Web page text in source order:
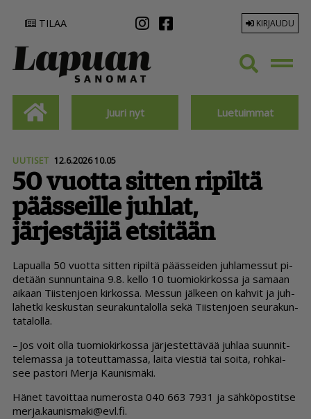
TILAA KIRJAUDU
Juuri nyt Luetuimmat
UUTISET 12.6.2026 10.05
50 vuotta sitten ripiltä
päässeille juhlat,
järjestäjiä etsitään
La­pu­al­la 50 vuot­ta sit­ten ri­pil­tä pääs­sei­den juh­la­mes­sut pi­
de­tään sun­nun­tai­na 9.8. kel­lo 10 tuo­mi­o­kir­kos­sa ja sa­maan
ai­kaan Tiis­ten­jo­en kir­kos­sa. Mes­sun jäl­keen on kah­vit ja juh­
la­het­ki kes­kus­tan seu­ra­kun­ta­lol­la sekä Tiis­ten­jo­en seu­ra­kun­
ta­ta­lol­la.
– Jos voit ol­la tuo­mi­o­kir­kos­sa jär­jes­tet­tä­vää juh­laa suun­nit­
te­le­mas­sa ja to­teut­ta­mas­sa, lai­ta vies­tiä tai soi­ta, roh­kai­
see pas­to­ri Mer­ja Kau­nis­mä­ki.
Hä­net ta­voit­taa nu­me­ros­ta 040 663 7931 ja säh­kö­pos­tit­se
mer­ja.kau­nis­ma­ki@evl.fi.